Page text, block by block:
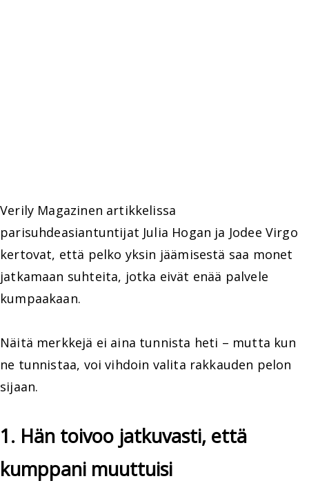
Verily Magazinen artikkelissa
parisuhdeasiantuntijat Julia Hogan ja Jodee Virgo
kertovat, että pelko yksin jäämisestä saa monet
jatkamaan suhteita, jotka eivät enää palvele
kumpaakaan.
Näitä merkkejä ei aina tunnista heti – mutta kun
ne tunnistaa, voi vihdoin valita rakkauden pelon
sijaan.
1. Hän toivoo jatkuvasti, että
kumppani muuttuisi